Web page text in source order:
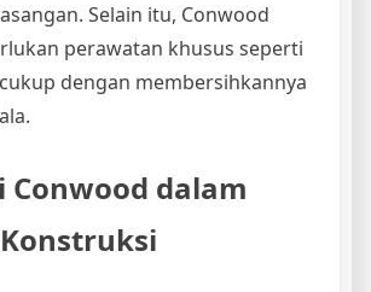
Selain itu, Conwood
perawatan khusus seperti
dengan membersihkannya
Conwood dalam